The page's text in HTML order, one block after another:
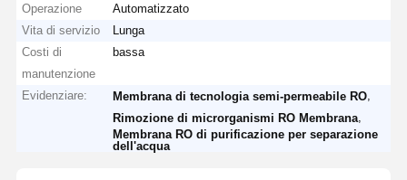
Operazione
Automatizzato
Vita di servizio
Lunga
Costi di
manutenzione
bassa
Evidenziare: Membrana di tecnologia semi-permeabile RO
Rimozione di microrganismi RO Membrana
Membrana RO di purificazione per separazione
dell'acqua